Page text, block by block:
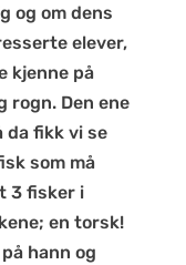
og om dens
elever,
kjenne på
rogn. Den ene
da fikk vi se
som må
3 fisker i
en torsk!
hann og